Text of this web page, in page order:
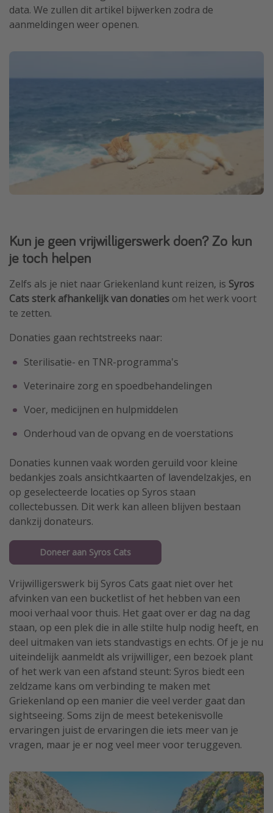
data. We zullen dit artikel bijwerken zodra de
aanmeldingen weer openen.
Kun je geen vrijwilligerswerk doen? Zo kun
je toch helpen
Zelfs als je niet naar Griekenland kunt reizen, is Syros
Cats sterk afhankelijk van donaties om het werk voort
te zetten.
Donaties gaan rechtstreeks naar:
Sterilisatie- en TNR-programma's
Veterinaire zorg en spoedbehandelingen
Voer, medicijnen en hulpmiddelen
Onderhoud van de opvang en de voerstations
Donaties kunnen vaak worden geruild voor kleine
bedankjes zoals ansichtkaarten of lavendelzakjes, en
op geselecteerde locaties op Syros staan
collectebussen. Dit werk kan alleen blijven bestaan
dankzij donateurs.
Doneer aan Syros Cats
Vrijwilligerswerk bij Syros Cats gaat niet over het
afvinken van een bucketlist of het hebben van een
mooi verhaal voor thuis. Het gaat over er dag na dag
staan, op een plek die in alle stilte hulp nodig heeft, en
deel uitmaken van iets standvastigs en echts. Of je je nu
uiteindelijk aanmeldt als vrijwilliger, een bezoek plant
of het werk van een afstand steunt: Syros biedt een
zeldzame kans om verbinding te maken met
Griekenland op een manier die veel verder gaat dan
sightseeing. Soms zijn de meest betekenisvolle
ervaringen juist de ervaringen die iets meer van je
vragen, maar je er nog veel meer voor teruggeven.